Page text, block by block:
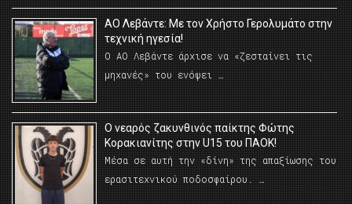
ΑΟ Λεβάντε: Με τον Χρήστο Γερολυμάτο στην
τεχνική ηγεσία!
Ο ΑΟ Λεβάντε άρχισε να «ζεσταίνει τις
μηχανές» του ενόψει …
O νεαρός ζακυνθινός παίκτης Φώτης
Κορακιανίτης στην U15 του ΠΑΟΚ!
Μέσα σε αυτή την «δίνη» της απαξίωσης του
ερασιτεχνικού ποδοσφαίρου. …